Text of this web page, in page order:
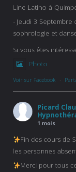
Line Latino à
- Jeudi 3
sophrologie et
Si vous êtes
Photo
Voir sur Facebook ·
Picard
1 mois
Fin des cours de
les personnes
Merci pour tous